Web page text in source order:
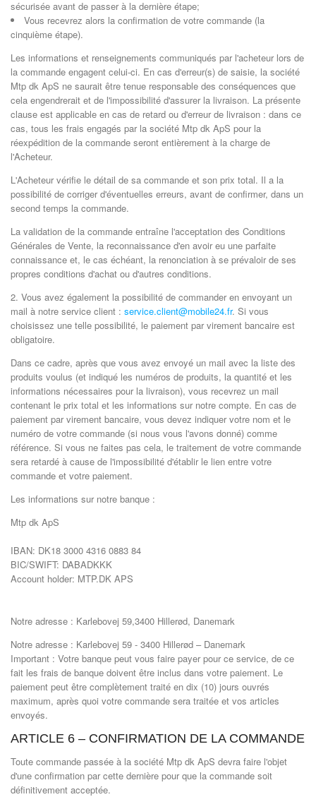
sécurisée avant de passer à la dernière étape;
Vous recevrez alors la confirmation de votre commande (la
cinquième étape).
Les informations et renseignements communiqués par l'acheteur lors de
la commande engagent celui-ci. En cas d'erreur(s) de saisie, la société
Mtp dk ApS ne saurait être tenue responsable des conséquences que
cela engendrerait et de l'impossibilité d'assurer la livraison. La présente
clause est applicable en cas de retard ou d'erreur de livraison : dans ce
cas, tous les frais engagés par la société Mtp dk ApS pour la
réexpédition de la commande seront entièrement à la charge de
l'Acheteur.
L'Acheteur vérifie le détail de sa commande et son prix total. Il a la
possibilité de corriger d'éventuelles erreurs, avant de confirmer, dans un
second temps la commande.
La validation de la commande entraîne l'acceptation des Conditions
Générales de Vente, la reconnaissance d'en avoir eu une parfaite
connaissance et, le cas échéant, la renonciation à se prévaloir de ses
propres conditions d'achat ou d'autres conditions.
2. Vous avez également la possibilité de commander en envoyant un
mail à notre service client : service.client@mobile24.fr. Si vous
choisissez une telle possibilité, le paiement par virement bancaire est
obligatoire.
Dans ce cadre, après que vous avez envoyé un mail avec la liste des
produits voulus (et indiqué les numéros de produits, la quantité et les
informations nécessaires pour la livraison), vous recevrez un mail
contenant le prix total et les informations sur notre compte. En cas de
paiement par virement bancaire, vous devez indiquer votre nom et le
numéro de votre commande (si nous vous l'avons donné) comme
référence. Si vous ne faites pas cela, le traitement de votre commande
sera retardé à cause de l'impossibilité d'établir le lien entre votre
commande et votre paiement.
Les informations sur notre banque :
Mtp dk ApS
IBAN: DK18 3000 4316 0883 84
BIC/SWIFT: DABADKKK
Account holder: MTP.DK APS
Notre adresse : Karlebovej 59,3400 Hillerød, Danemark
Notre adresse : Karlebovej 59 - 3400 Hillerød – Danemark
Important : Votre banque peut vous faire payer pour ce service, de ce
fait les frais de banque doivent être inclus dans votre paiement. Le
paiement peut être complètement traité en dix (10) jours ouvrés
maximum, après quoi votre commande sera traitée et vos articles
envoyés.
ARTICLE 6 – CONFIRMATION DE LA COMMANDE
Toute commande passée à la société Mtp dk ApS devra faire l'objet
d'une confirmation par cette dernière pour que la commande soit
définitivement acceptée.